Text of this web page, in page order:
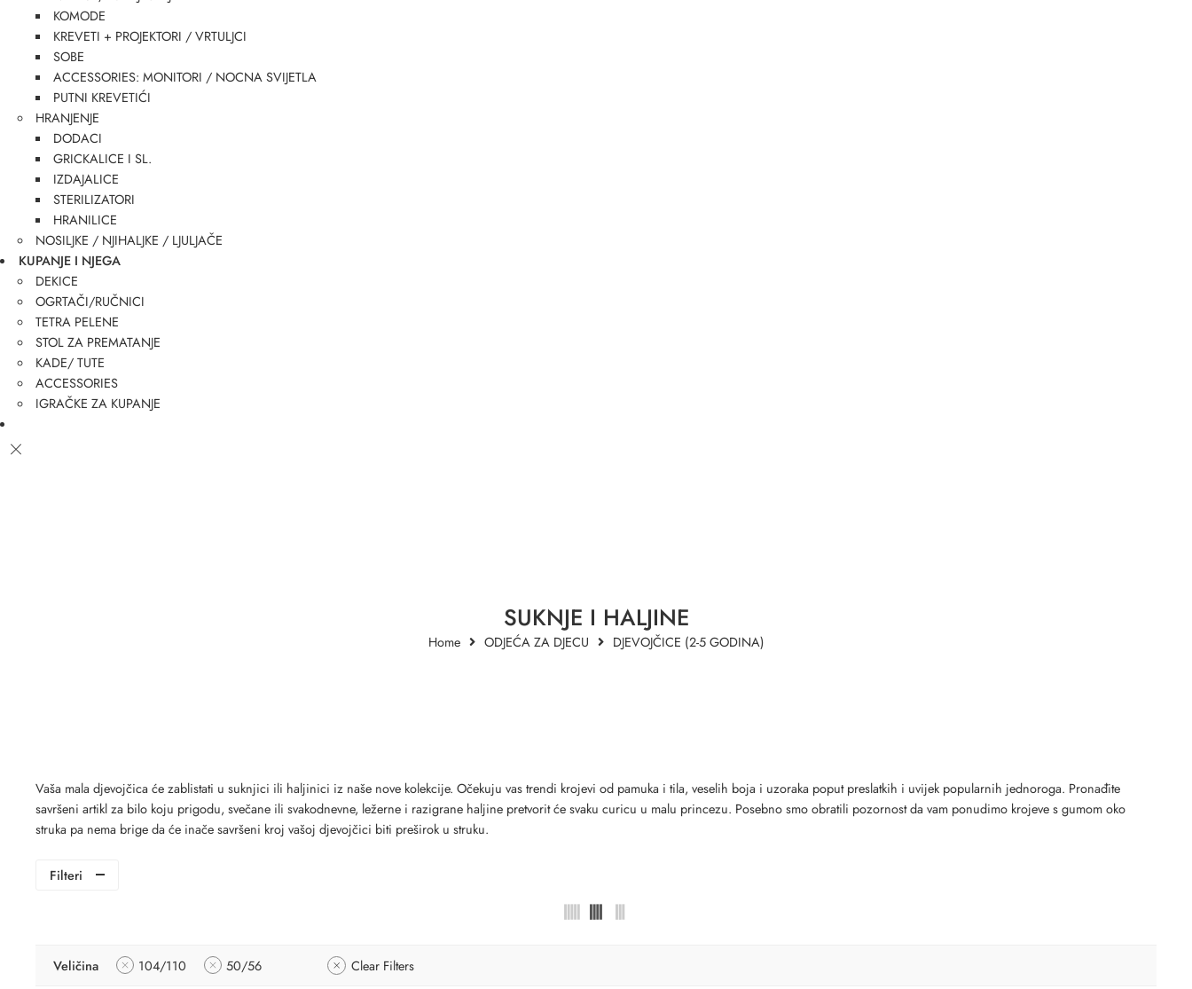
KOMODE
KREVETI + PROJEKTORI / VRTULJCI
SOBE
ACCESSORIES: MONITORI / NOCNA SVIJETLA
PUTNI KREVETIĆI
HRANJENJE
DODACI
GRICKALICE I SL.
IZDAJALICE
STERILIZATORI
HRANILICE
NOSILJKE / NJIHALJKE / LJULJAČE
KUPANJE I NJEGA
DEKICE
OGRTAČI/RUČNICI
TETRA PELENE
STOL ZA PREMATANJE
KADE/ TUTE
ACCESSORIES
IGRAČKE ZA KUPANJE
SUKNJE I HALJINE
Home ODJEĆA ZA DJECU DJEVOJČICE (2-5 GODINA)
Vaša mala djevojčica će zablistati u suknjici ili haljinici iz naše nove kolekcije. Očekuju vas trendi krojevi od pamuka i tila, veselih boja i uzoraka poput preslatkih i uvijek popularnih jednoroga. Pronađite
savršeni artikl za bilo koju prigodu, svečane ili svakodnevne, ležerne i razigrane haljine pretvorit će svaku curicu u malu princezu. Posebno smo obratili pozornost da vam ponudimo krojeve s gumom oko
struka pa nema brige da će inače savršeni kroj vašoj djevojčici biti preširok u struku.
Filteri
Veličina 104/110 50/56 Clear Filters